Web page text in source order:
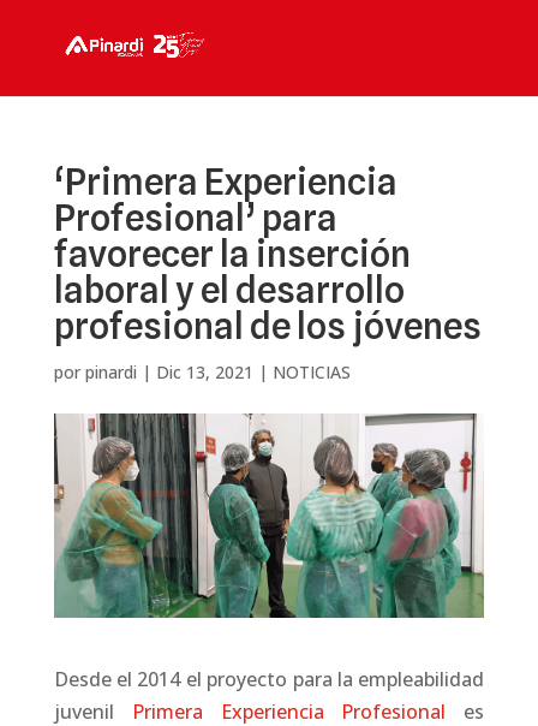
‘Primera Experiencia
Profesional’ para
favorecer la inserción
laboral y el desarrollo
profesional de los jóvenes
por pinardi | Dic 13, 2021 | NOTICIAS
Desde el 2014 el proyecto para la empleabilidad
juvenil
Primera Experiencia Profesional es